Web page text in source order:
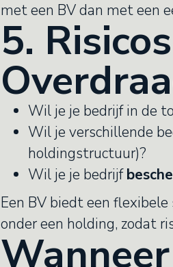
met een BV dan met een
5.
Wil je je bedrijf in de
Wil je verschillende
holdingstructuur)?
Wil je je bedrijf
Een BV biedt een
onder een holding, zodat